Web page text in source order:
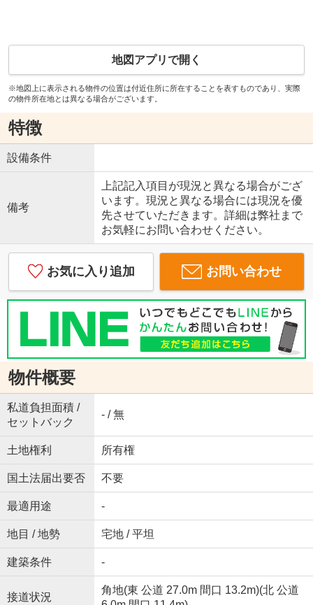
地図アプリで開く
※地図上に表示される物件の位置は付近住所に所在することを表すものであり、実際
の物件所在地とは異なる場合がございます。
特徴
設備条件
備考
上記記入項目が現況と異なる場合がござ
います。現況と異なる場合には現況を優
先させていただきます。詳細は弊社まで
お気軽にお問い合わせください。
お気に入り追加 お問い合わせ
物件概要
私道負担面積 /
セットバック
- / 無
土地権利 所有権
国土法届出要否 不要
最適用途 -
地目 / 地勢 宅地 / 平坦
建築条件 -
接道状況
角地(東 公道 27.0m 間口 13.2m)(北 公道